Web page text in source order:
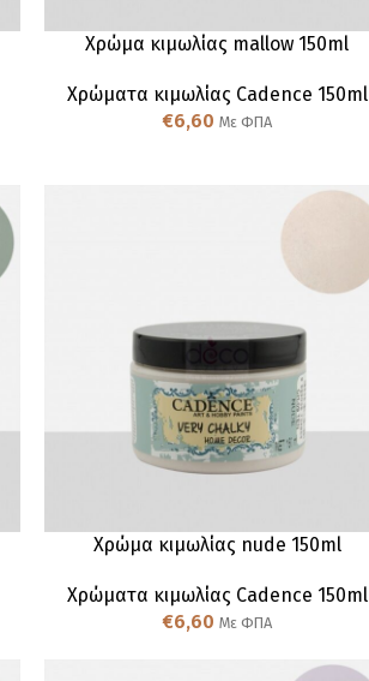
Χρώμα κιμωλίας mallow 150ml
Χρώματα κιμωλίας Cadence 150ml
€6,60 Με ΦΠΑ
Χρώμα κιμωλίας nude 150ml
Χρώματα κιμωλίας Cadence 150ml
€6,60 Με ΦΠΑ